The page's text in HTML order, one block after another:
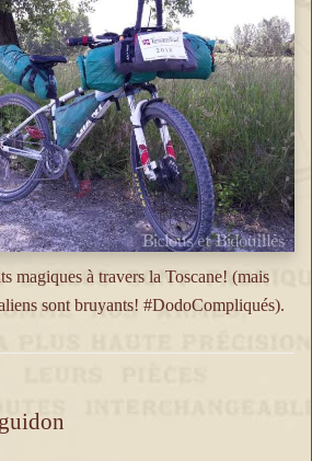
magiques à travers la Toscane! (mais
sont bruyants! #DodoCompliqués).